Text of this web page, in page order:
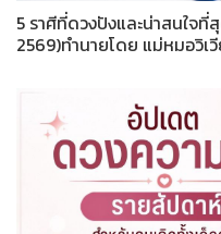
5 ราศีที่ดวงปังและน่าสนใจ
2569)ทำนายโดย แม่หมอวิเ